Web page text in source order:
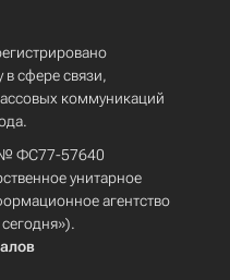
сфере связи,
коммуникаций
№ ФС77-57640
унитарное
агентство